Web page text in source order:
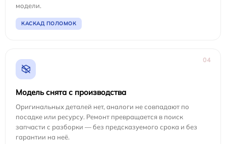
модели.
КАСКАД ПОЛОМОК
04
Модель снята с производства
Оригинальных деталей нет, аналоги не совпадают по
посадке или ресурсу. Ремонт превращается в поиск
запчасти с разборки — без предсказуемого срока и без
гарантии на неё.